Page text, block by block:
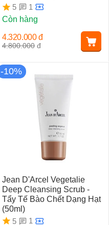
5
1
Còn hàng
4.800.000 đ
4.320.000 đ
-10%
Jean D'Arcel Vegetalie
Deep Cleansing Scrub -
Tẩy Tế Bào Chết Dạng Hạt
(50ml)
5
1